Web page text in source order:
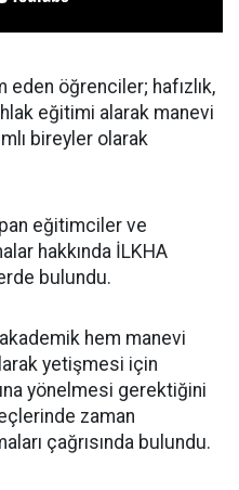
öğrenciler; hafızlık,
eğitimi alarak manevi
bireyler olarak
eğitimciler ve
hakkında İLKHA
bulundu.
hem manevi
yetişmesi için
yönelmesi gerektiğini
zaman
çağrısında bulundu.